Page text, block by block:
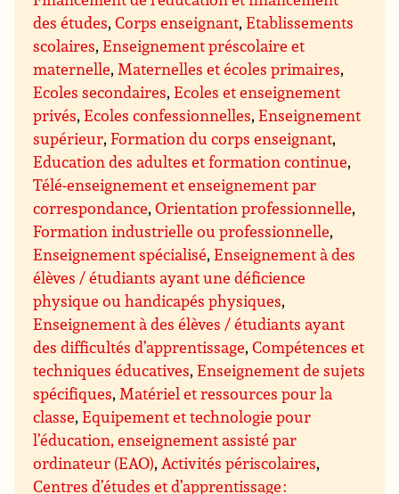
des études,Corps enseignant,Etablissements
scolaires,Enseignement préscolaire et
maternelle,Maternelles et écoles primaires,
Ecoles secondaires,Ecoles et enseignement
privés,Ecoles confessionnelles,Enseignement
supérieur,Formation du corps enseignant,
Education des adultes et formation continue,
Télé-enseignement et enseignement par
correspondance,Orientation professionnelle,
Formation industrielle ou professionnelle,
Enseignement spécialisé,Enseignement à des
élèves / étudiants ayant une déficience
physique ou handicapés physiques,
Enseignement à des élèves / étudiants ayant
des difficultés d’apprentissage,Compétences et
techniques éducatives,Enseignement de sujets
spécifiques,Matériel et ressources pour la
classe,Equipement et technologie pour
l’éducation, enseignement assisté par
ordinateur (EAO),Activités périscolaires,
Centres d’études et d’apprentissage :